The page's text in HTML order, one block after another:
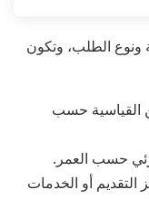
ونوع الطلب، وتكون
حسب
حسب العمر.
أو الخدمات